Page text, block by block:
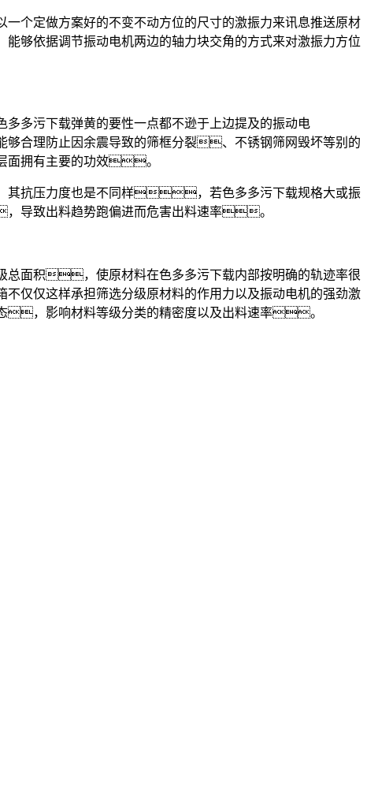
做方案好的不变不动方位的尺寸的激振力来讯息推送原材
依据调节振动电机两边的轴力块交角的方式来对激振力方位
污下载弹黄的要性一点都不逊于上边提及的振动电
合理防止因余震导致的筛框分裂、不锈钢筛网毁坏等别的
面拥有主要的功效。
抗压力度也是不同样，若色多多污下载规格大或振
导致出料趋势跑偏进而危害出料速率。
面积，使原材料在色多多污下载内部按明确的轨迹率很
仅这样承担筛选分级原材料的作用力以及振动电机的强劲激
，影响材料等级分类的精密度以及出料速率。